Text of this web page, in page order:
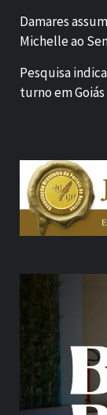
Damares
Michelle ao
Pesquisa
turno em Goiás